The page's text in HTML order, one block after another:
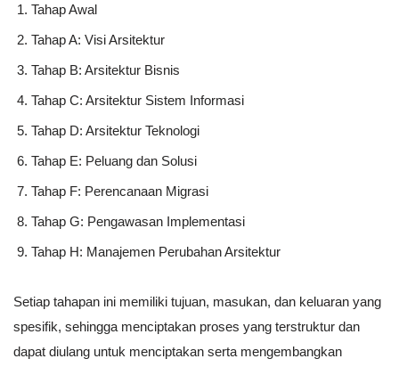
Tahap Awal
Tahap A: Visi Arsitektur
Tahap B: Arsitektur Bisnis
Tahap C: Arsitektur Sistem Informasi
Tahap D: Arsitektur Teknologi
Tahap E: Peluang dan Solusi
Tahap F: Perencanaan Migrasi
Tahap G: Pengawasan Implementasi
Tahap H: Manajemen Perubahan Arsitektur
Setiap tahapan ini memiliki tujuan, masukan, dan keluaran yang
spesifik, sehingga menciptakan proses yang terstruktur dan
dapat diulang untuk menciptakan serta mengembangkan